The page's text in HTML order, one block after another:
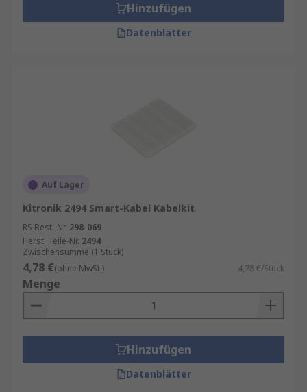
Hinzufügen
Datenblätter
Auf Lager
Kitronik 2494 Smart-Kabel Kabelkit
RS Best.-Nr. 298-069
Herst. Teile-Nr. 2494
Zwischensumme (1 Stück)
4,78 €(ohne MwSt.) 4,78 €/Stück
Menge
Hinzufügen
Datenblätter